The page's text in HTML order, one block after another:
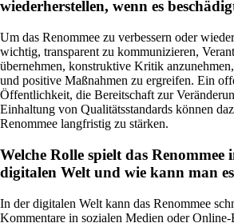
wiederherstellen, wenn es
Um das Renommee zu verbessern oder
wichtig, transparent zu kommunizieren,
übernehmen, konstruktive Kritik
und positive Maßnahmen zu ergreifen. Ein
Öffentlichkeit, die Bereitschaft zur
Einhaltung von Qualitätsstandards können
Renommee langfristig zu stärken.
Welche Rolle spielt das Renommee
digitalen Welt und wie kann man
In der digitalen Welt kann das Renommee
Kommentare in sozialen Medien oder